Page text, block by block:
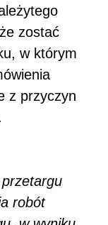
zostać
w którym
z przyczyn
robót